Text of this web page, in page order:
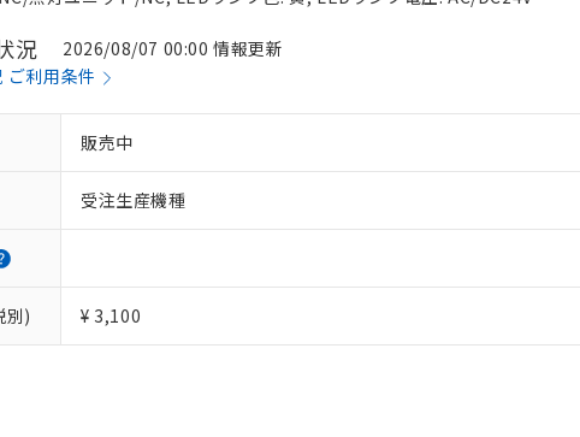
況
2026/08/07 00:00 情報更新
ご利用条件
販売中
受注生産機種
別) ¥ 3,100